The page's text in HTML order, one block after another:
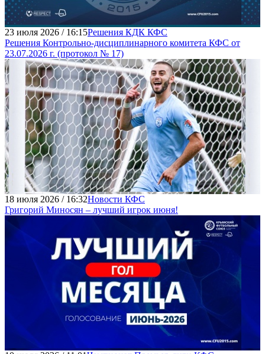
23 июля 2026 / 16:15Решения КДК КФС
Решения Контрольно-дисциплинарного комитета КФС от
23.07.2026 г. (протокол № 17)
18 июля 2026 / 16:32Новости КФС
Григорий Миносян – лучший игрок июня!